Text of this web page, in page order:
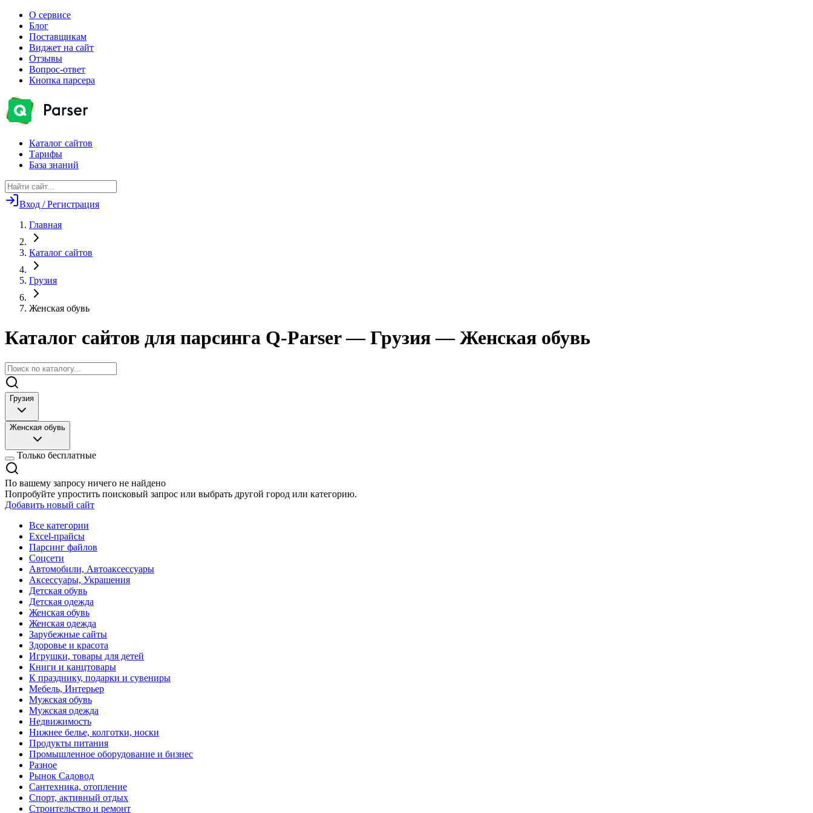
О сервисе
Блог
Поставщикам
Виджет на сайт
Отзывы
Вопрос-ответ
Кнопка парсера
Каталог сайтов
Тарифы
База знаний
Вход / Регистрация
Главная
Каталог сайтов
Грузия
Женская обувь
Каталог сайтов для парсинга Q-Parser— Грузия — Женская обувь
Грузия
Женская обувь
Только бесплатные
По вашему запросу ничего не найдено
Попробуйте упростить поисковый запрос или выбрать другой город или категорию.
Добавить новый сайт
Все категории
Excel-прайсы
Парсинг файлов
Соцсети
Автомобили, Автоаксессуары
Аксессуары, Украшения
Детская обувь
Детская одежда
Женская обувь
Женская одежда
Зарубежные сайты
Здоровье и красота
Игрушки, товары для детей
Книги и канцтовары
К празднику, подарки и сувениры
Мебель, Интерьер
Мужская обувь
Мужская одежда
Недвижимость
Нижнее белье, колготки, носки
Продукты питания
Промышленное оборудование и бизнес
Разное
Рынок Садовод
Сантехника, отопление
Спорт, активный отдых
Строительство и ремонт